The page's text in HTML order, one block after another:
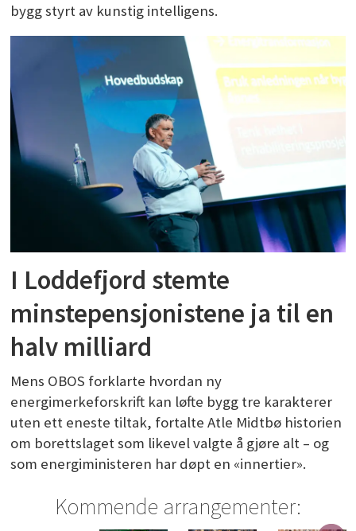
bygg styrt av kunstig intelligens.
I Loddefjord stemte
minstepensjonistene ja til en
halv milliard
Mens OBOS forklarte hvordan ny
energimerkeforskrift kan løfte bygg tre karakterer
uten ett eneste tiltak, fortalte Atle Midtbø historien
om borettslaget som likevel valgte å gjøre alt – og
som energiministeren har døpt en «innertier».
Kommende arrangementer: